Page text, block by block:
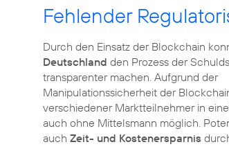
Fehlender
Durch den Einsatz der Blockchain
Deutschland den Prozess der
transparenter machen. Aufgrund der
Manipulationssicherheit der
verschiedener Marktteilnehmer in
auch ohne Mittelsmann möglich.
auch Zeit- und Kostenersparnis